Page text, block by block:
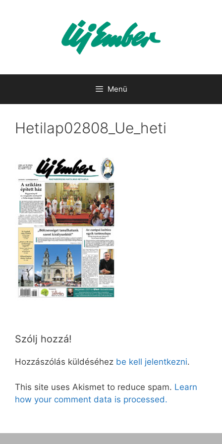
Menü
Hetilap02808_Ue_heti
Szólj hozzá!
Hozzászólás küldéséhez be kell jelentkezni.
This site uses Akismet to reduce spam. Learn
how your comment data is processed.